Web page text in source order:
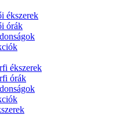
ékszerek
órák
ékszerek
órák